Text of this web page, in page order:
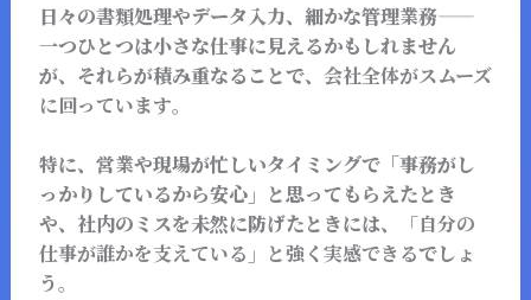
日々の書類処理やデータ入力、細かな管理業務――
一つひとつは小さな仕事に見えるかもしれません
が、それらが積み重なることで、 会社全体がスムーズ
に回っています。
特に、営業や現場が忙しいタイミングで「事務がし
っかりしているから安心」と思ってもらえたとき
や、社内のミスを未然に防げたときには、
「自分の
仕事が誰かを支えている」と強く実感できるでしょ
う。